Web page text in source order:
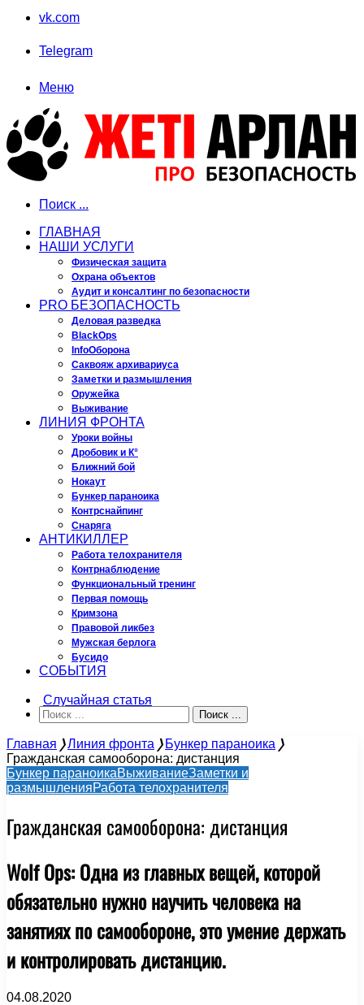
vk.com
Telegram
Меню
Поиск ...
ГЛАВНАЯ
НАШИ УСЛУГИ
Физическая защита
Охрана объектов
Аудит и консалтинг по безопасности
PRO БЕЗОПАСНОСТЬ
Деловая разведка
BlackOps
InfoОборона
Саквояж архивариуса
Заметки и размышления
Оружейка
Выживание
ЛИНИЯ ФРОНТА
Уроки войны
Дробовик и К°
Ближний бой
Нокаут
Бункер параноика
Контрснайпинг
Снаряга
АНТИКИЛЛЕР
Работа телохранителя
Контрнаблюдение
Функциональный тренинг
Первая помощь
Кримзона
Правовой ликбез
Мужская берлога
Бусидо
СОБЫТИЯ
Случайная статья
Поиск ...
Главная ❭Линия фронта ❭ Бункер параноика ❭
Гражданская самооборона: дистанция
Бункер параноикаВыживаниеЗаметки и
размышленияРабота телохранителя
Гражданская самооборона: дистанция
Wolf Ops: Одна из главных вещей, которой
обязательно нужно научить человека на
занятиях по самообороне, это умение держать
и контролировать дистанцию.
04.08.2020